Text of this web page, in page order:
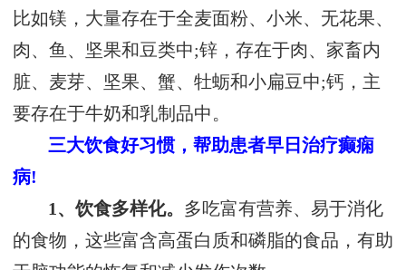
比如镁，大量存在于全麦面粉、小米、无花果、
肉、鱼、坚果和豆类中;锌，存在于肉、家畜内
脏、麦芽、坚果、蟹、牡蛎和小扁豆中;钙，主
要存在于牛奶和乳制品中。
三大饮食好习惯，帮助患者早日治疗癫痫
病!
1、饮食多样化。 多吃富有营养、易于消化
的食物，这些富含高蛋白质和磷脂的食品，有助